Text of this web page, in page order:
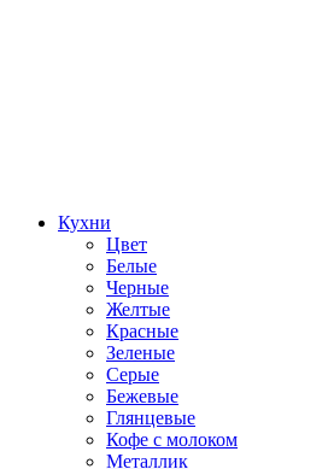
Кухни
Цвет
Белые
Черные
Желтые
Красные
Зеленые
Серые
Бежевые
Глянцевые
Кофе с молоком
Металлик